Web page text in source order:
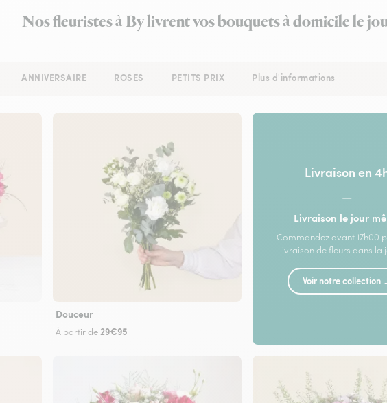
Nos fleuristes à By livrent vos bouquets à domicile le
ANNIVERSAIRE ROSES PETITS PRIX Plus d'informations
Douceur
À partir de 29€95
Livraison en
—
Livraison le jour
Commandez avant 17h00
livraison de fleurs dans la
Voir notre collection